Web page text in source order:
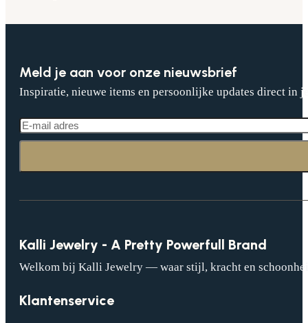
Meld je aan voor onze nieuwsbrief
Inspiratie, nieuwe items en persoonlijke updates direct in
Kalli Jewelry - A Pretty Powerfull Brand
Welkom bij Kalli Jewelry — waar stijl, kracht en
Klantenservice